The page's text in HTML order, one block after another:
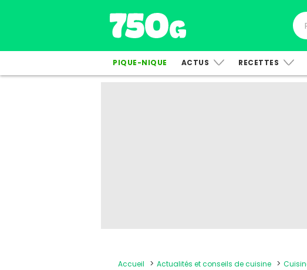
PIQUE-NIQUE ACTUS RECETTES
Accueil Actualités et conseils de cuisine